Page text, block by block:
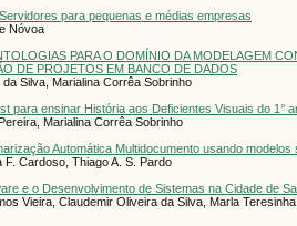
para pequenas e médias empresas
Nóvoa
PARA O DOMÍNIO DA MODELAGEM
DE PROJETOS EM BANCO DE DADOS
da Silva, Marialina Corrêa Sobrinho
para ensinar História aos Deficientes Visuais do 1°
Marialina Corrêa Sobrinho
Automática Multidocumento usando
F. Cardoso, Thiago A. S. Pardo
e o Desenvolvimento de Sistemas na Cidade de
Vieira, Claudemir Oliveira da Silva, Marla